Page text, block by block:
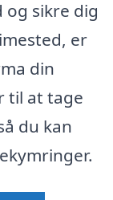
og sikre dig
er
din
til at tage
du kan